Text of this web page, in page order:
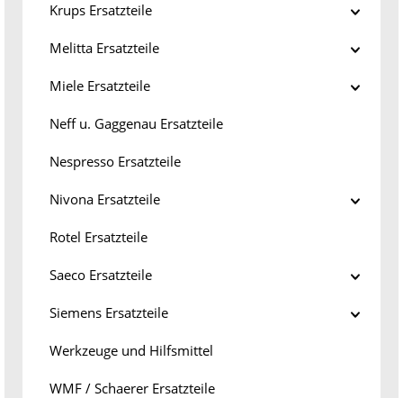
Krups Ersatzteile
Melitta Ersatzteile
Miele Ersatzteile
Neff u. Gaggenau Ersatzteile
Nespresso Ersatzteile
Nivona Ersatzteile
Rotel Ersatzteile
Saeco Ersatzteile
Siemens Ersatzteile
Werkzeuge und Hilfsmittel
WMF / Schaerer Ersatzteile